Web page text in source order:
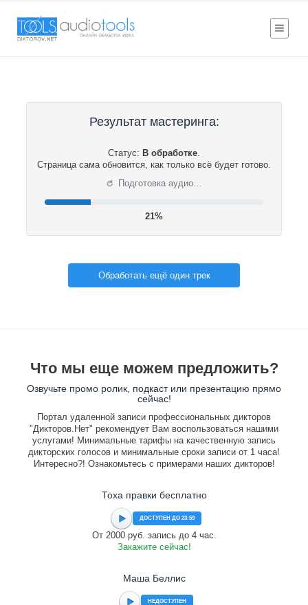
Результат мастеринга:
Статус: В обработке.
Страница сама обновится, как только всё будет готово.
⟳ Подготовка аудио…
22%
Обработать ещё один трек
Что мы еще можем предложить?
Озвучьте промо ролик, подкаст или презентацию прямо
сейчас!
Портал удаленной записи профессиональных дикторов
"Дикторов.Нет" рекомендует Вам воспользоваться нашими
услугами! Минимальные тарифы на качественную запись
дикторских голосов и минимальные сроки записи от 1 часа!
Интересно?! Ознакомьтесь с примерами наших дикторов!
Тоха правки бесплатно
ДОСТУПЕН ДО 23:59
От 2000 руб. запись до 4 час.
Закажите сейчас!
Маша Беллис
НЕДОСТУПЕН